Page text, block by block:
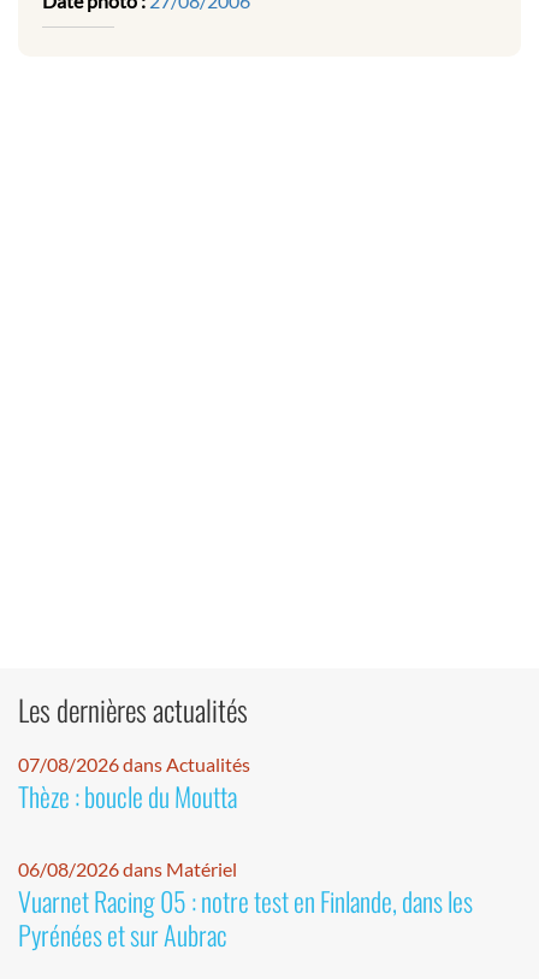
Les dernières actualités
07/08/2026 dans Actualités
Thèze : boucle du Moutta
06/08/2026 dans Matériel
Vuarnet Racing 05 : notre test en Finlande, dans les
Pyrénées et sur Aubrac